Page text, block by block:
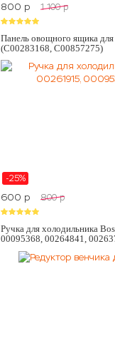
800 p 1 100 p
Панель овощного ящика
(C00283168, C00857275)
-25%
600 p 800 p
Ручка для холодильника
00095368, 00264841,